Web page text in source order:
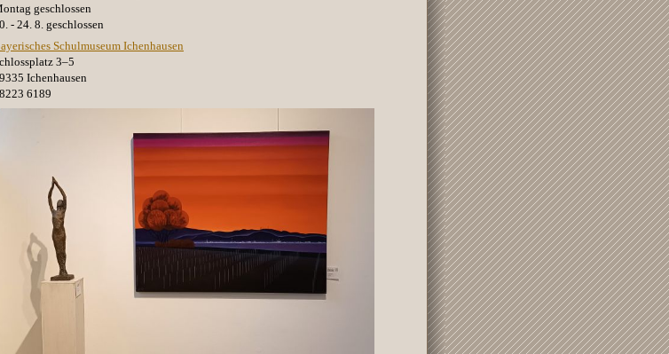
geschlossen
- 24. 8. geschlossen
Schulmuseum Ichenhausen
3–5
Ichenhausen
6189